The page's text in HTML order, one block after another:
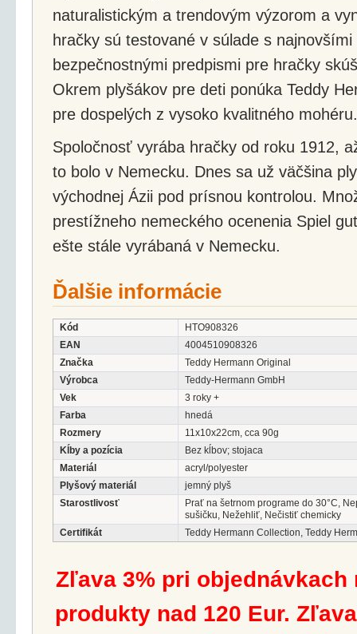
naturalistickým a trendovým výzorom a
hračky sú testované v súlade s
bezpečnostnými predpismi pre hračky
Okrem plyšákov pre deti ponúka Teddy
pre dospelých z vysoko kvalitného mohéru.
Spoločnosť vyrába hračky od roku 1912,
to bolo v Nemecku. Dnes sa už väčšina
východnej Ázii pod prísnou kontrolou.
prestížneho nemeckého ocenenia Spiel
ešte stále vyrábaná v Nemecku.
Ďalšie informácie
Kód
HTO908326
EAN
4004510908326
Značka
Teddy Hermann Original
Výrobca
Teddy-Hermann GmbH
Vek
3 roky +
Farba
hnedá
Rozmery
11x10x22cm, cca 90g
Kĺby a pozícia
Bez kĺbov; stojaca
Materiál
acryl/polyester
Plyšový materiál
jemný plyš
Starostlivosť
Prať na šetrnom programe do 30°C,
sušičku, Nežehliť, Nečistiť chemicky
Certifikát
Teddy Hermann Collection, Teddy
Zľava 3% pri objednávkach
produkty nad 120 Eur.